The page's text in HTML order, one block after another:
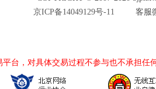
京ICP备14049129号-11
客服
平台，对具体交易过程不参与也不承担